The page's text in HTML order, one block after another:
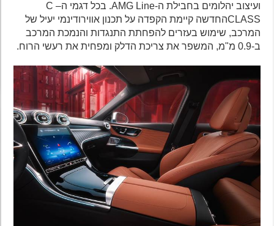
ועיצוב יהלומים בחבילת ה-AMG Line. בכל דגמי ה– C
CLASSהחדשה קיימת הקפדה על תכנון אווירודינמי יעיל של
המרכב, שימוש בעזרים להפחתת התנגדות והנמכת המרכב